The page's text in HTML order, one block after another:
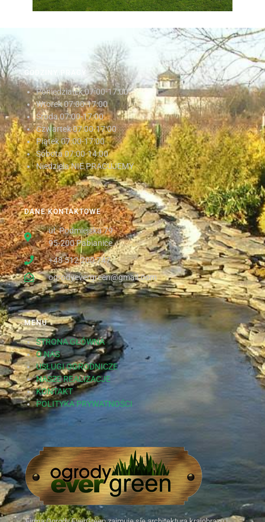
MENU
STRONA GŁÓWNA
O NAS
USŁUGI OGRODNICZE
NASZE REALIZACJE
KONTAKT
POLITYKA PRYWATNOŚCI
DANE KONTAKTOWE
ul. Podmiejska 79
95-200 Pabianice
+48 512 200 747
ogrodyevergreen@gmail.com
GODZINY PRACY
Poniedziałek07:00-17:00
Wtorek07:00-17:00
Środa07:00-17:00
Czwartek07:00-17:00
Piątek07:00-17:00
Sobota07:00-14:00
Niedziela NIE PRACUJEMY